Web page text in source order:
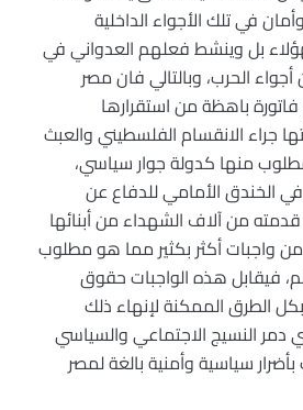
في تلك الأجواء الداخلية
بل وينشط فعلهم العدواني في
الحرب، وبالتالي فان مصر
فاتورة باهظة من استقرارها
جراء الانقسام الفلسطيني والعبث
منها كدولة جوار سياسي،
الخندق الأمامي للدفاع عن
من آلاف الشهداء من أبنائها
واجبات أكثر بكثير مما هو مطلوب
فيقابل هذه الواجبات حقوق
الطرق الممكنة لإنهاء ذلك
دمر النسيج الاجتماعي والسياسي
سياسية وأمنية بالغة لمصر